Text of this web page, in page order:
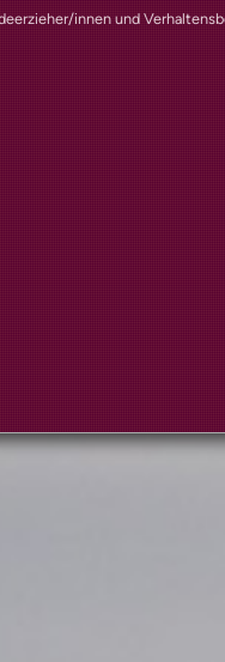
innen und